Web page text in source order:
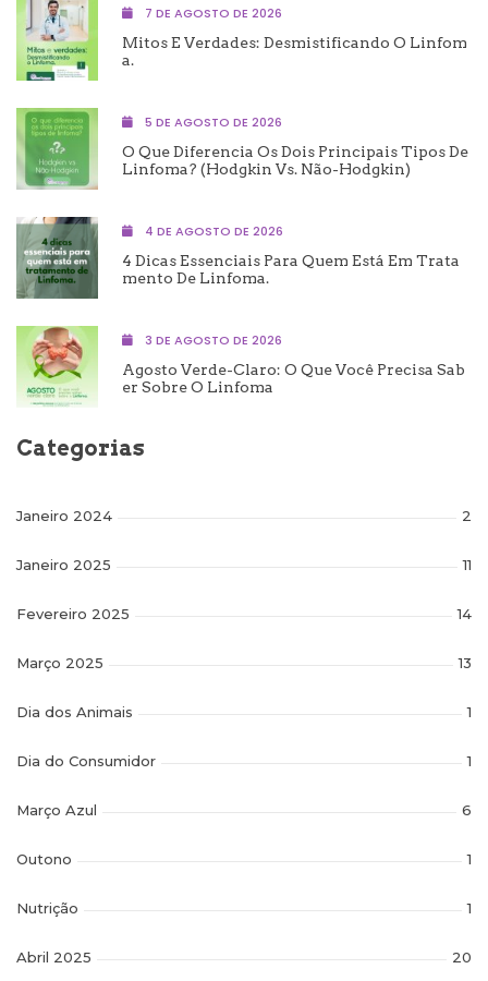
7 DE AGOSTO DE 2026
Mitos E Verdades: Desmistificando O Linfom
A.
5 DE AGOSTO DE 2026
O Que Diferencia Os Dois Principais Tipos De
Linfoma? (Hodgkin Vs. Não-Hodgkin)
4 DE AGOSTO DE 2026
4 Dicas Essenciais Para Quem Está Em Trata
Mento De Linfoma.
3 DE AGOSTO DE 2026
Agosto Verde-Claro: O Que Você Precisa Sab
Er Sobre O Linfoma
Categorias
Janeiro 2024 2
Janeiro 2025 11
Fevereiro 2025 14
Março 2025 13
Dia dos Animais 1
Dia do Consumidor 1
Março Azul 6
Outono 1
Nutrição 1
Abril 2025 20